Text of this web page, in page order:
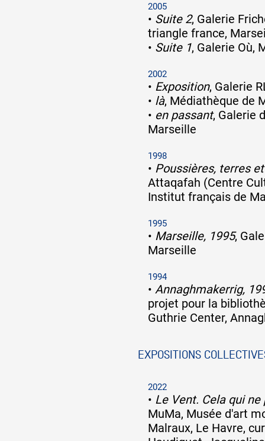
2005
• Suite 2, Galerie
triangle france,
• Suite 1, Galerie Où,
2002
• Exposition, Galerie
• là, Médiathèque de
• en passant, Galerie
Marseille
1998
• Poussières, terres
Attaqafah (Centre
Institut français de
1995
• Marseille, 1995,
Marseille
1994
• Annaghmakerrig,
projet pour la
Guthrie Center,
EXPOSITIONS
2022
• Le Vent. Cela qui
MuMa, Musée d'art
Malraux, Le Havre,